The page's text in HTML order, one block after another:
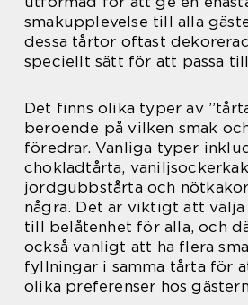
smakupplevelse till alla
dessa tårtor oftast
speciellt sätt för att passa
Det finns olika typer av
beroende på vilken smak
föredrar. Vanliga typer
chokladtårta,
jordgubbstårta och
några. Det är viktigt att välja
till belåtenhet för alla, och
också vanligt att ha flera
fyllningar i samma tårta för
olika preferenser hos